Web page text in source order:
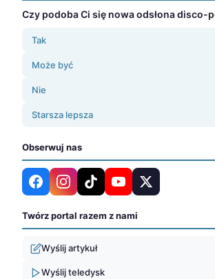
Czy podoba Ci się nowa odsłona disco-
Tak
Może być
Nie
Starsza lepsza
Obserwuj nas
Twórz portal razem z nami
Wyślij artykuł
Wyślij teledysk